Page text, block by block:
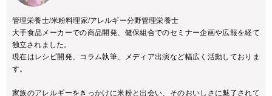
管理栄養士/米粉料理家/アレルギー分野管理栄養士
大手食品メーカーでの商品開発、健保組合でのセミナー企画や広報を経て
独立されました。
現在はレシピ開発、コラム執筆、メディア出演など幅広く活動しておりま
す。
家族のアレルギーをきっかけに米粉と出会い、そのおいしさに魅了されて